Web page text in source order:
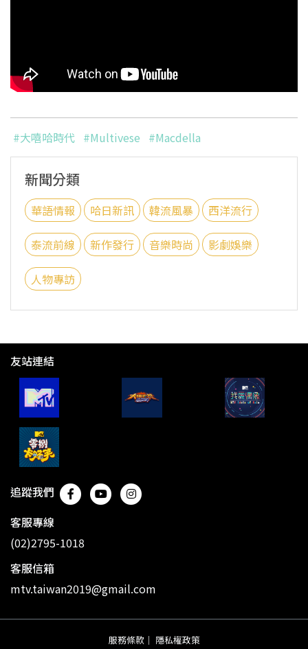
#大嘻哈時代 #Multivese #Macdella
新聞分類
華語情報 哈日新訊 韓流風暴 西洋流行
泰流前線 新作發行 音樂時尚 影劇娛樂
人物專訪
友站連結
追蹤我們
客服專線
(02)2795-1018
客服信箱
mtv.taiwan2019@gmail.com
服務條款 ｜ 隱私權政策